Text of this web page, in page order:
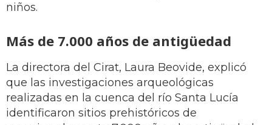
niños.
Más de 7.000 años de antigüedad
La directora del Cirat, Laura Beovide, explicó
que las investigaciones arqueológicas
realizadas en la cuenca del río Santa Lucía
identificaron sitios prehistóricos de